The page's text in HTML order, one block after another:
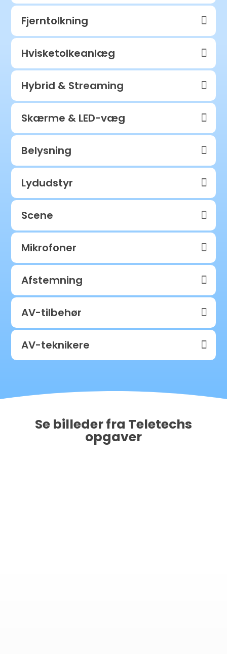
Fjerntolkning
Hvisketolkeanlæg
Hybrid & Streaming
Skærme & LED-væg
Belysning
Lydudstyr
Scene
Mikrofoner
Afstemning
AV-tilbehør
AV-teknikere
Se billeder fra Teletechs
opgaver